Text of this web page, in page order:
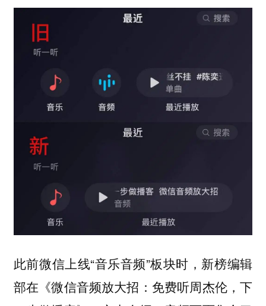
此前微信上线“音乐音频”板块时，新榜编辑
部在《微信音频放大招：免费听周杰伦，下